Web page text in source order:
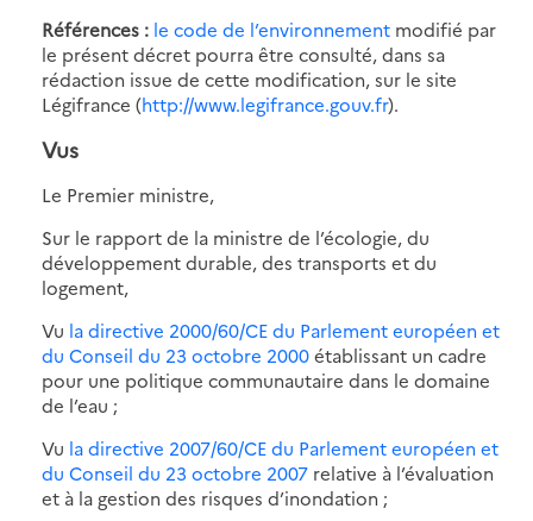
Références : le code de l’environnement modifié par
le présent décret pourra être consulté, dans sa
rédaction issue de cette modification, sur le site
Légifrance (http://www.legifrance.gouv.fr).
Vus
Le Premier ministre,
Sur le rapport de la ministre de l’écologie, du
développement durable, des transports et du
logement,
Vu la directive 2000/60/CE du Parlement européen et
du Conseil du 23 octobre 2000établissant un cadre
pour une politique communautaire dans le domaine
de l’eau ;
Vu la directive 2007/60/CE du Parlement européen et
du Conseil du 23 octobre 2007 relative à l’évaluation
et à la gestion des risques d’inondation ;